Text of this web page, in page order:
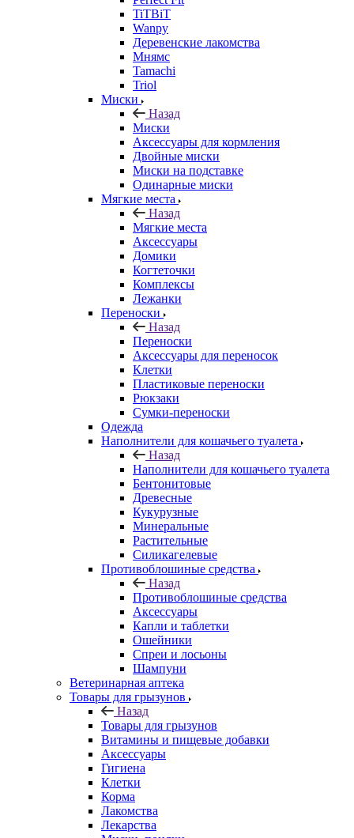
TiTBiT
Wanpy
Деревенские лакомства
Мнямс
Tamachi
Triol
Миски
Назад
Миски
Аксессуары для кормления
Двойные миски
Миски на подставке
Одинарные миски
Мягкие места
Назад
Мягкие места
Аксессуары
Домики
Когтеточки
Комплексы
Лежанки
Переноски
Назад
Переноски
Аксессуары для переносок
Клетки
Пластиковые переноски
Рюкзаки
Сумки-переноски
Одежда
Наполнители для кошачьего туалета
Назад
Наполнители для кошачьего туалета
Бентонитовые
Древесные
Кукурузные
Минеральные
Растительные
Силикагелевые
Противоблошиные средства
Назад
Противоблошиные средства
Аксессуары
Капли и таблетки
Ошейники
Спреи и лосьоны
Шампуни
Ветеринарная аптека
Товары для грызунов
Назад
Товары для грызунов
Витамины и пищевые добавки
Аксессуары
Гигиена
Клетки
Корма
Лакомства
Лекарства